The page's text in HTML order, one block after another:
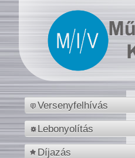
Versenyfelhívás
Lebonyolítás
Díjazás